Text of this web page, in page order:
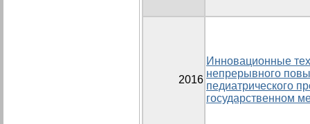
2016
Инновационные
непрерывного
педиатрического
государственном